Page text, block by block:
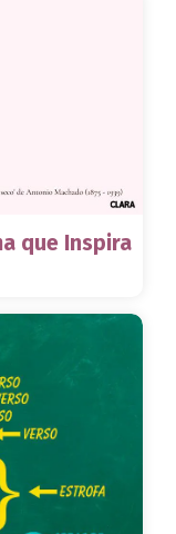
que Inspira